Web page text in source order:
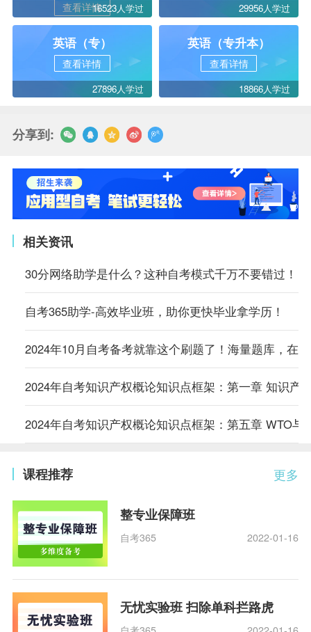
查看详情16523人学过 29956人学过
英语（专）
查看详情
27896人学过
英语（专升本）
查看详情
18866人学过
分享到:
相关资讯
30分网络助学是什么？这种自考模式千万不要错过！
自考365助学-高效毕业班，助你更快毕业拿学历！
2024年10月自考备考就靠这个刷题了！海量题库，在
2024年自考知识产权概论知识点框架：第一章 知识产
2024年自考知识产权概论知识点框架：第五章 WTO与
更多
课程推荐
整专业保障班
自考365 2022-01-16
无忧实验班 扫除单科拦路虎